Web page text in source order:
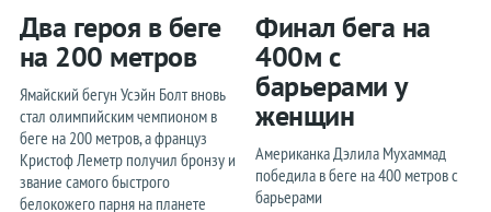
Два героя в беге
на 200 метров
Ямайский бегун Усэйн Болт вновь
стал олимпийским чемпионом в
беге на 200 метров, а француз
Кристоф Леметр получил бронзу и
звание самого быстрого
белокожего парня на планете
Финал бега на
400м с
барьерами у
женщин
Американка Дэлила Мухаммад
победила в беге на 400 метров с
барьерами